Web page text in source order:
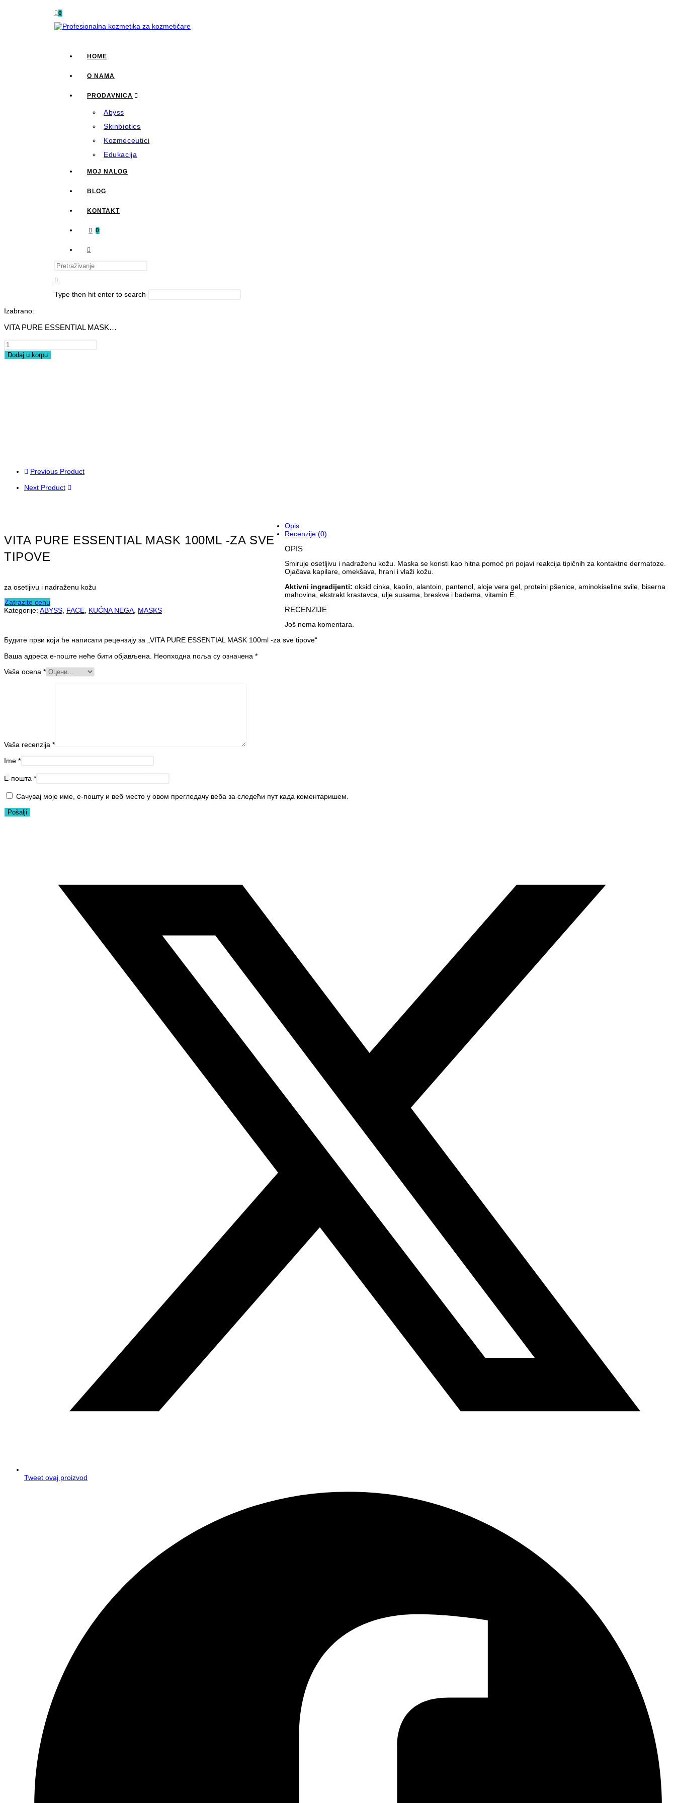
0
HOME
O NAMA
PRODAVNICA
Abyss
Skinbiotics
Kozmeceutici
Edukacija
MOJ NALOG
BLOG
KONTAKT
0
Type then hit enter to search
Izabrano:
VITA PURE ESSENTIAL MASK…
Dodaj u korpu
Previous Product
Next Product
VITA PURE ESSENTIAL MASK 100ML -ZA SVE
TIPOVE
za osetljivu i nadraženu kožu
Zatrazite cenu
Kategorije: ABYSS FACE KUĆNA NEGA MASKS
Opis
Recenzije (0)
OPIS
Smiruje osetljivu i nadraženu kožu. Maska se koristi kao hitna pomoć pri pojavi reakcija tipičnih za kontaktne dermatoze.
Ojačava kapilare, omekšava, hrani i vlaži kožu.
Aktivni ingradijenti: oksid cinka, kaolin, alantoin, pantenol, aloje vera gel, proteini pšenice, aminokiseline svile, biserna
mahovina, ekstrakt krastavca, ulje susama, breskve i badema, vitamin E.
RECENZIJE
Još nema komentara.
Будите први који ће написати рецензију за „VITA PURE ESSENTIAL MASK 100ml -za sve tipove“
Ваша адреса е-поште неће бити објављена.
Неопходна поља су означена *
Vaša ocena *
Vaša recenzija *
Ime *
Е-пошта *
Сачувај моје име, е-пошту и веб место у овом прегледачу веба за следећи пут када коментаришем.
Tweet ovaj proizvod